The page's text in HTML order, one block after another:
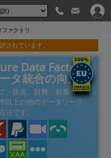
ァクトリ
されています。
Data Factory
タ統合の向上
、販売、財務、顧客デー
以上の他のデータソース
法です。